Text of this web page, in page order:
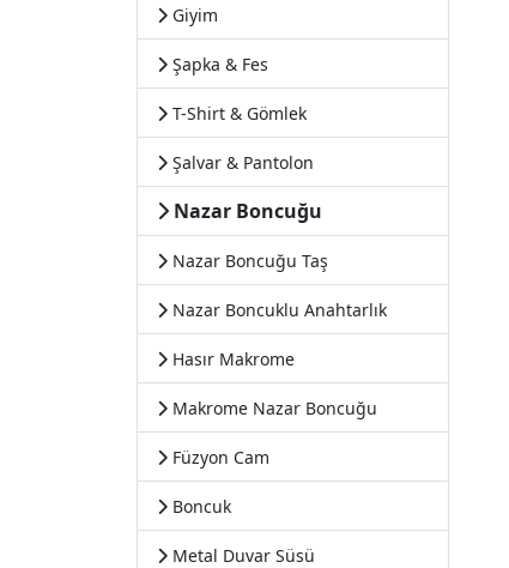
Giyim
Şapka & Fes
T-Shirt & Gömlek
Şalvar & Pantolon
Nazar Boncuğu
Nazar Boncuğu Taş
Nazar Boncuklu Anahtarlık
Hasır Makrome
Makrome Nazar Boncuğu
Füzyon Cam
Boncuk
Metal Duvar Süsü